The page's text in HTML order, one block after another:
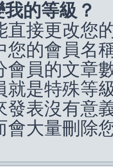
的等級？
直接更改您
您的會員名
會員的文章
就是特殊等
發表沒有意
會大量刪除